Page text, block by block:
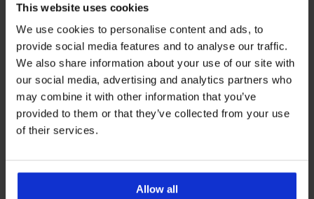
This website uses cookies
We use cookies to personalise content and ads, to
provide social media features and to analyse our traffic.
We also share information about your use of our site with
our social media, advertising and analytics partners who
may combine it with other information that you’ve
provided to them or that they’ve collected from your use
of their services.
Allow all
Дамска
пижама
Hearts
Дамска
пижама
Love
с
Дамска
памучна
Medelin
Stripe
LIMITED -60%
Cabo
LIMITED
PREMIUM
пижама
Bluebella
От същата колекция